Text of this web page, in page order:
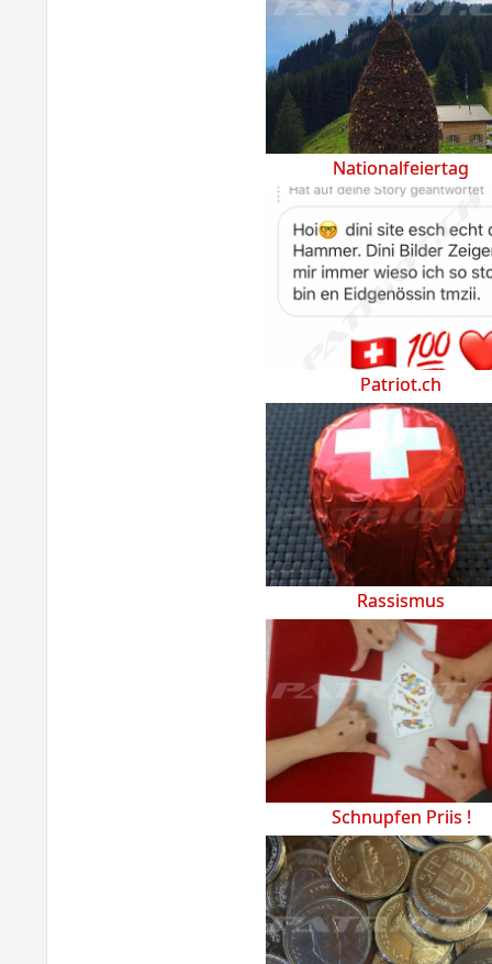
Nationalfeiertag
Patriot.ch
Rassismus
Schnupfen Priis !